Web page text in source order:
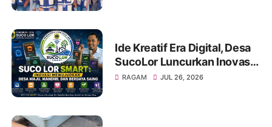
Ide Kreatif Era Digital, Desa
SucoLor Luncurkan Inovasi
"SUCOLOR SMART"
RAGAM JUL 26, 2026